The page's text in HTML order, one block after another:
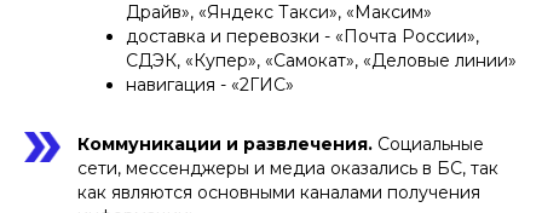
Драйв», «Яндекс Такси», «Максим»
доставка и перевозки - «Почта России»,
СДЭК, «Купер», «Самокат», «Деловые линии»
навигация - «2ГИС»
Коммуникации и развлечения. Социальные
сети, мессенджеры и медиа оказались в БС, так
как являются основными каналами получения